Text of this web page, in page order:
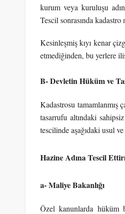
kurum veya kuruluşu
Tescil sonrasında
Kesinleşmiş kıyı kenar
etmediğinden, bu yerlere
B- Devletin Hüküm ve
Kadastrosu tamamlanmış
tasarrufu altındaki
tescilinde aşağıdaki usul
Hazine Adına Tescil
a- Maliye Bakanlığı
Özel kanunlarda hüküm